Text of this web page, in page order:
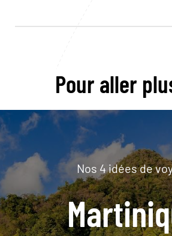
Pour aller
Nos 4 idées de